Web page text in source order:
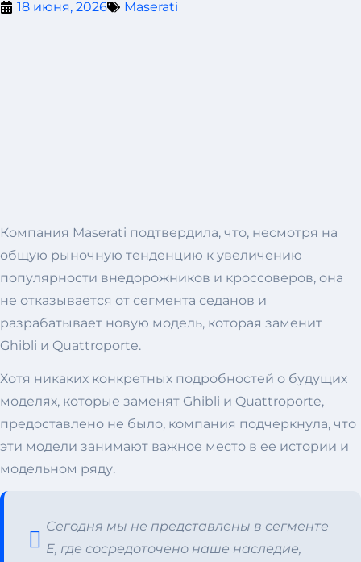
18 июня, 2026 Maserati
Компания Maserati подтвердила, что, несмотря на
общую рыночную тенденцию к увеличению
популярности внедорожников и кроссоверов, она
не отказывается от сегмента седанов и
разрабатывает новую модель, которая заменит
Ghibli и Quattroporte.
Хотя никаких конкретных подробностей о будущих
моделях, которые заменят Ghibli и Quattroporte,
предоставлено не было, компания подчеркнула, что
эти модели занимают важное место в ее истории и
модельном ряду.
Сегодня мы не представлены в сегменте
E, где сосредоточено наше наследие,